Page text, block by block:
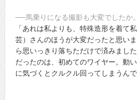
──馬乗りになる撮影も大変でしたか。
「あれは私よりも、特殊造形を着て
芸）さんのほうが大変だったと思い
ら思いっきり落ちただけで済みまし
だったのは、初めてのワイヤー。動
に気づくとクルクル回ってしまうんで